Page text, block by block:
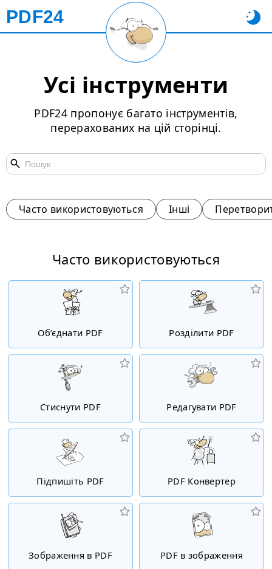
PDF24
Усі інструменти
PDF24 пропонує багато інструментів,
перерахованих на цій сторінці.
Часто використовуються Інші
Часто використовуються
Об’єднати PDF Розділити PDF
Стиснути PDF Редагувати PDF
Підпишіть PDF PDF Конвертер
Зображення в PDF PDF в зображення